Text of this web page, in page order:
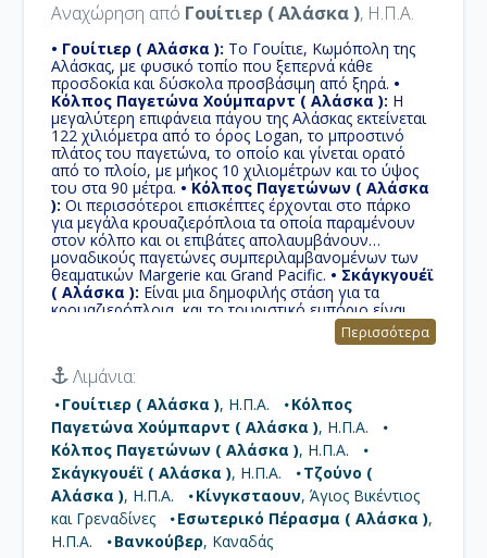
Αναχώρηση από Γουίτιερ ( Αλάσκα ), Η.Π.Α.
• Γουίτιερ ( Αλάσκα ): Το Γουίτιε, Κωμόπολη της
Αλάσκας, με φυσικό τοπίο που ξεπερνά κάθε
προσδοκία και δύσκολα προσβάσιμη από ξηρά. •
Κόλπος Παγετώνα Χούμπαρντ ( Αλάσκα ): Η
μεγαλύτερη επιφάνεια πάγου της Αλάσκας εκτείνεται
122 χιλιόμετρα από το όρος Logan, το μπροστινό
πλάτος του παγετώνα, το οποίο και γίνεται ορατό
από το πλοίο, με μήκος 10 χιλιομέτρων και το ύψος
του στα 90 μέτρα.• Κόλπος Παγετώνων ( Αλάσκα
): Οι περισσότεροι επισκέπτες έρχονται στο πάρκο
για μεγάλα κρουαζιερόπλοια τα οποία παραμένουν
στον κόλπο και οι επιβάτες απολαυμβάνουν
μοναδικούς παγετώνες συμπεριλαμβανομένων των
θεαματικών Margerie και Grand Pacific. • Σκάγκγουέϊ
( Αλάσκα ): Eίναι μια δημοφιλής στάση για τα
κρουαζιερόπλοια, και το τουριστικό εμπόριο είναι
ένα μεγάλο μέρος της δραστηριότητας Σκάγκγουεϊ. Ο
πληθυσμός διπλασιάζεται το καλοκαίρι τουριστική
περίοδο, προκειμένου να ασχοληθεί με
περισσότερους από 900.000 επισκέπτες.
Αλάσκα ):Eίναι η πρωτεύουσα της Αλάσκας,
πρόκειται για ένα ενιαίο δήμο και είναι η δεύτερη
μεγαλύτερη πόλη στις Ηνωμένες Πολιτείες στην
περιοχή. • Κίνγκσταουν:Αποτελεί το κυριότερο
λιμάνι στη νησιωτική χώρα, με χαρακτηριστικά
πλακόστρωτα, που απηχούν το αποικιακό της
παρελθόν. • Εσωτερικό Πέρασμα ( Αλάσκα ):Η
διαδρομή εκτείνεται από την νοτιοανατολική Αλάσκα,
στις Ηνωμένες Πολιτείες, μέσω της δυτικής British
Columbia, καταλήγοντας στην βορειοδυτική πολιτεία
Περισσότερα
Λιμάνια:
Γουίτιερ ( Αλάσκα ), Η.Π.Α.
Κόλπος
Παγετώνα Χούμπαρντ ( Αλάσκα ), Η.Π.Α.
Κόλπος Παγετώνων ( Αλάσκα ), Η.Π.Α.
Σκάγκγουέϊ ( Αλάσκα ), Η.Π.Α.
Τζούνο (
Αλάσκα ), Η.Π.Α. Κίνγκσταουν, Άγιος Βικέντιος
και Γρεναδίνες
Εσωτερικό Πέρασμα ( Αλάσκα ),
Η.Π.Α.
Βανκούβερ, Καναδάς